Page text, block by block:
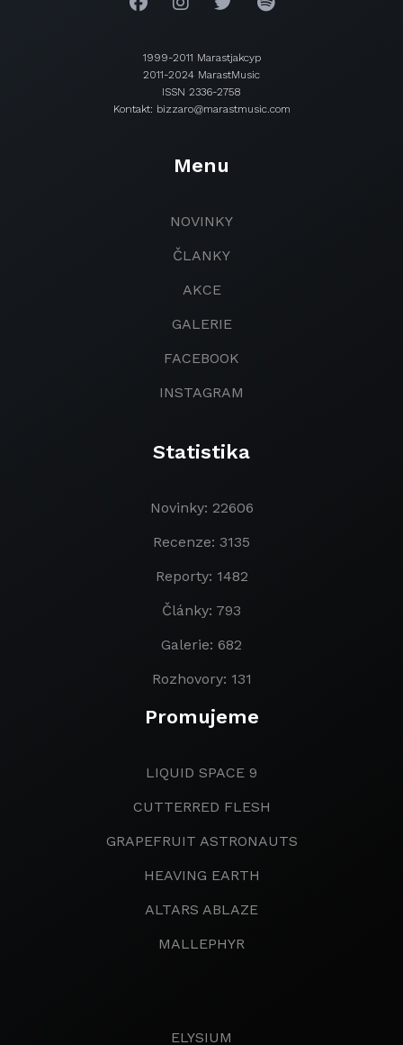
1999-2011 Marastjakcyp
2011-2024 MarastMusic
ISSN 2336-2758
Kontakt: bizzaro@marastmusic.com
Menu
NOVINKY
ČLANKY
AKCE
GALERIE
FACEBOOK
INSTAGRAM
Statistika
Novinky: 22606
Recenze: 3135
Reporty: 1482
Články: 793
Galerie: 682
Rozhovory: 131
Promujeme
LIQUID SPACE 9
CUTTERRED FLESH
GRAPEFRUIT ASTRONAUTS
HEAVING EARTH
ALTARS ABLAZE
MALLEPHYR
ELYSIUM